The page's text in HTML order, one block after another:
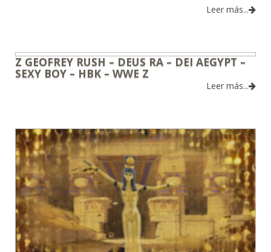
Leer más...
Z GEOFREY RUSH – DEUS RA – DEI AEGYPT –
SEXY BOY – HBK – WWE Z
Leer más...